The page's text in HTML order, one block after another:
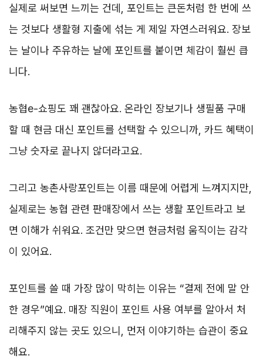
실제로 써보면 느끼는 건데, 포인트는 큰돈처럼 한 번에 쓰
는 것보다 생활형 지출에 섞는 게 제일 자연스러워요. 장보
는 날이나 주유하는 날에 포인트를 붙이면 체감이 훨씬 큽
니다.
농협e-쇼핑도 꽤 괜찮아요. 온라인 장보기나 생필품 구매
할 때 현금 대신 포인트를 선택할 수 있으니까, 카드 혜택이
그냥 숫자로 끝나지 않더라고요.
그리고 농촌사랑포인트는 이름 때문에 어렵게 느껴지지만,
실제로는 농협 관련 판매장에서 쓰는 생활 포인트라고 보
면 이해가 쉬워요. 조건만 맞으면 현금처럼 움직이는 감각
이 있어요.
포인트를 쓸 때 가장 많이 막히는 이유는 “결제 전에 말 안
한 경우”예요. 매장 직원이 포인트 사용 여부를 알아서 처
리해주지 않는 곳도 있으니, 먼저 이야기하는 습관이 중요
해요.